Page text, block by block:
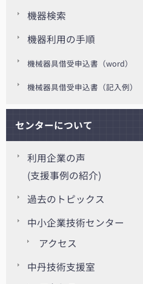
機器検索
機器利用の手順
機械器具借受申込書（word）
機械器具借受申込書（記入例）
センターについて
利用企業の声
(支援事例の紹介)
過去のトピックス
中小企業技術センター
アクセス
中丹技術支援室